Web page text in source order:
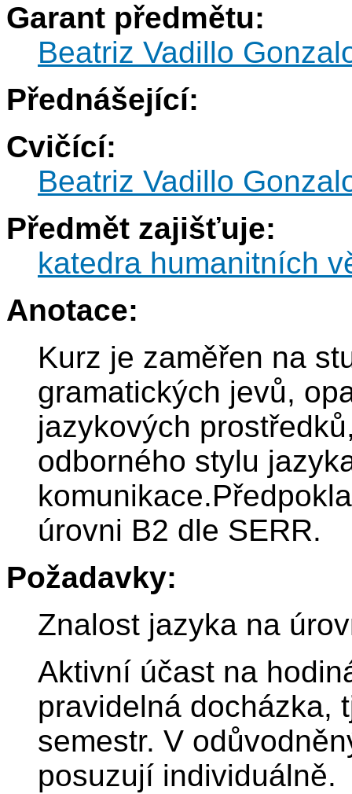
Garant předmětu:
Beatriz Vadillo
Přednášející:
Cvičící:
Beatriz Vadillo
Předmět zajišťuje:
katedra humanitních
Anotace:
Kurz je zaměřen na
gramatických jevů,
jazykových
odborného stylu
úrovni B2 dle SERR.
Požadavky:
Znalost jazyka na
Aktivní účast na
pravidelná docházka,
semestr. V
posuzují individuálně.